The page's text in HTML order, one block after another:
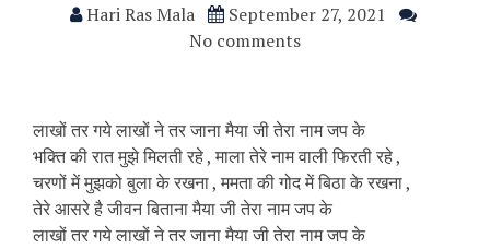
Hari Ras Mala
September 27, 2021
No comments
लाखों तर गये लाखों ने तर जाना मैया जी तेरा नाम जप के
भक्ति की रात मुझे मिलती रहे , माला तेरे नाम वाली फिरती रहे ,
चरणों में मुझको बुला के रखना , ममता की गोद में बिठा के रखना ,
तेरे आसरे है जीवन बिताना मैया जी तेरा नाम जप के
लाखों तर गये लाखों ने तर जाना मैया जी तेरा नाम जप के